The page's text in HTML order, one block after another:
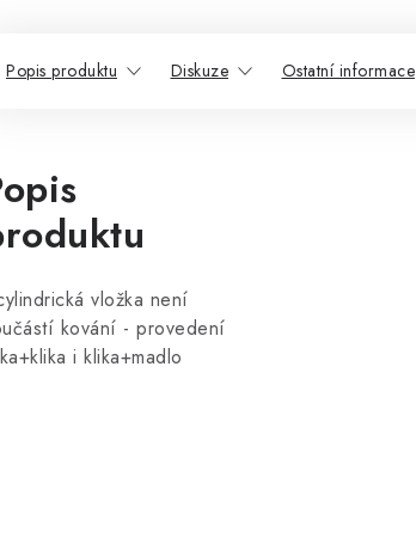
Popis produktu Diskuze Ostatní informace
vložka není
kování - provedení
i klika+madlo